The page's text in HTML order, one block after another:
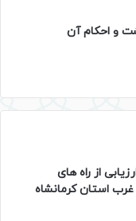
و احکام آن
از راه های
استان کرمانشاه